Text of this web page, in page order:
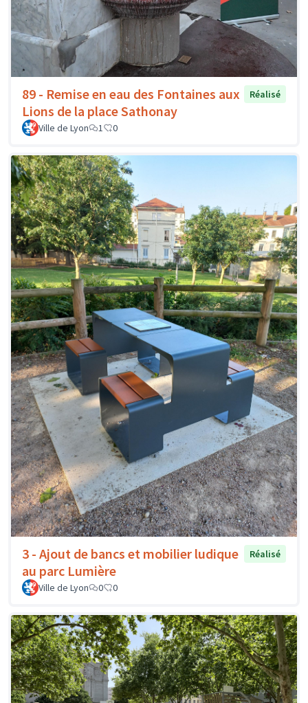
89 - Remise en eau des Fontaines aux
Lions de la place Sathonay
Réalisé
Ville de Lyon 1 0
3 - Ajout de bancs et mobilier ludique
au parc Lumière
Réalisé
Ville de Lyon 0 0